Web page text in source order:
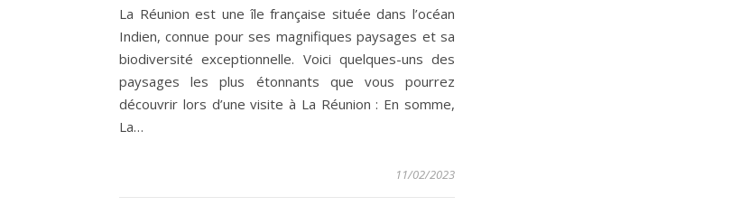
La Réunion est une île française située dans l’océan
Indien, connue pour ses magnifiques paysages et sa
biodiversité exceptionnelle. Voici quelques-uns des
paysages les plus étonnants que vous pourrez
découvrir lors d’une visite à La Réunion : En somme,
La…
11/02/2023